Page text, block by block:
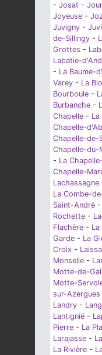
- Josat -
Joyeuse -
Juvigny -
de-Sillingy -
Grottes -
Labatie-
- La Baume-
Varey - La
Bourboule -
Burbanche -
Chapelle - La
Chapelle-
Chapelle-de-
Chapelle-du-
- La
Chapelle-
Lachassagne
La Combe-
Saint-André -
Rochette -
Flachère - La
Garde - La
Croix -
Monselie -
Motte-de-
Motte-
sur-Azergues
Landry -
Lantignié -
Pierre - La
Larajasse -
La Rivière -